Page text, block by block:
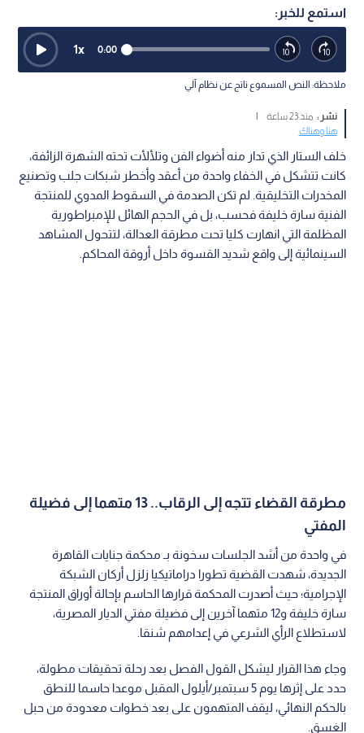
استمع للخبر:
0:00
1x
ملاحظة: النص المسموع ناتج عن نظام آلي
نشر : منذ 23 ساعة
|
هنا وهناك
خلف الستار الذي تدار منه أضواء الفن وتلألأت تحته الشهرة الزائفة،
كانت تتشكل في الخفاء واحدة من أعقد وأخطر شبكات جلب وتصنيع
المخدرات التخليقية. لم تكن الصدمة في السقوط المدوي للمنتجة
الفنية سارة خليفة فحسب، بل في الحجم الهائل للإمبراطورية
المظلمة التي انهارت كليا تحت مطرقة العدالة، لتتحول المشاهد
السينمائية إلى واقع شديد القسوة داخل أروقة المحاكم.
مطرقة القضاء تتجه إلى الرقاب.. 13 متهما إلى فضيلة
المفتي
في واحدة من أشد الجلسات سخونة بـ محكمة جنايات القاهرة
الجديدة، شهدت القضية تطورا دراماتيكيا زلزل أركان الشبكة
الإجرامية؛ حيث أصدرت المحكمة قرارها الحاسم بإحالة أوراق المنتجة
سارة خليفة و12 متهما آخرين إلى فضيلة مفتي الديار المصرية،
لاستطلاع الرأي الشرعي في إعدامهم شنقا.
وجاء هذا القرار ليشكل القول الفصل بعد رحلة تحقيقات مطولة،
حدد على إثرها يوم 5 سبتمبر/أيلول المقبل موعدا حاسما للنطق
بالحكم النهائي، ليقف المتهمون على بعد خطوات معدودة من حبل
الغسق.